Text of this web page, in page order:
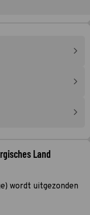
Land
wordt uitgezonden